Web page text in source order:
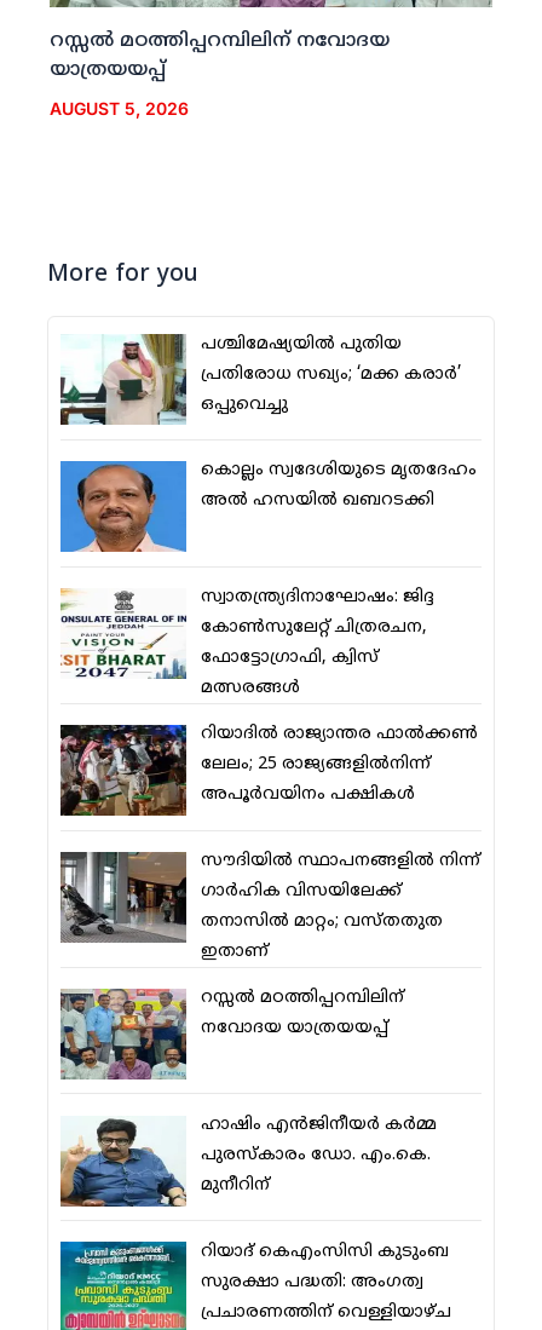
റസ്സല്‍ മഠത്തിപ്പറമ്പിലിന് നവോദയ
യാത്രയയപ്പ്
AUGUST 5, 2026
More for you
പശ്ചിമേഷ്യയില്‍ പുതിയ
പ്രതിരോധ സഖ്യം; ‘മക്ക കരാര്‍’
ഒപ്പുവെച്ചു
കൊല്ലം സ്വദേശിയുടെ മൃതദേഹം
അല്‍ ഹസയില്‍ ഖബറടക്കി
സ്വാതന്ത്ര്യദിനാഘോഷം: ജിദ്ദ
കോണ്‍സുലേറ്റ് ചിത്രരചന,
ഫോട്ടോഗ്രാഫി, ക്വിസ്
മത്സരങ്ങള്‍
റിയാദില്‍ രാജ്യാന്തര ഫാല്‍ക്കണ്‍
ലേലം; 25 രാജ്യങ്ങളില്‍നിന്ന്
അപൂര്‍വയിനം പക്ഷികള്‍
സൗദിയില്‍ സ്ഥാപനങ്ങളില്‍ നിന്ന്
ഗാര്‍ഹിക വിസയിലേക്ക്
തനാസില്‍ മാറ്റം; വസ്തതുത
ഇതാണ്
റസ്സല്‍ മഠത്തിപ്പറമ്പിലിന്
നവോദയ യാത്രയയപ്പ്
ഹാഷിം എന്‍ജിനീയര്‍ കര്‍മ്മ
പുരസ്‌കാരം ഡോ. എം.കെ.
മുനീറിന്
റിയാദ് കെഎംസിസി കുടുംബ
സുരക്ഷാ പദ്ധതി: അംഗത്വ
പ്രചാരണത്തിന് വെള്ളിയാഴ്ച